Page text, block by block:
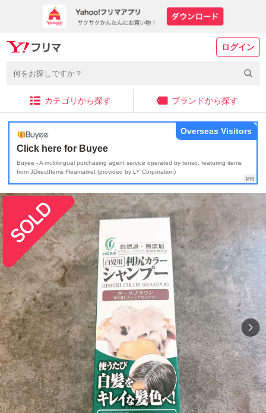
ログイン
カテゴリから探す ブランドから探す
Click here for Buyee
Buyee - A multilingual purchasing agent service operated by tenso, featuring items
from JDirectItems Fleamarket (provided by LY Corporation)
Overseas Visitors